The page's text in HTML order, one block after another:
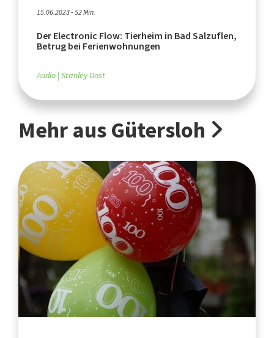
15.06.2023 - 52 Min.
Der Electronic Flow: Tierheim in Bad Salzuflen,
Betrug bei Ferienwohnungen
Audio Stanley Dost
Mehr aus Gütersloh